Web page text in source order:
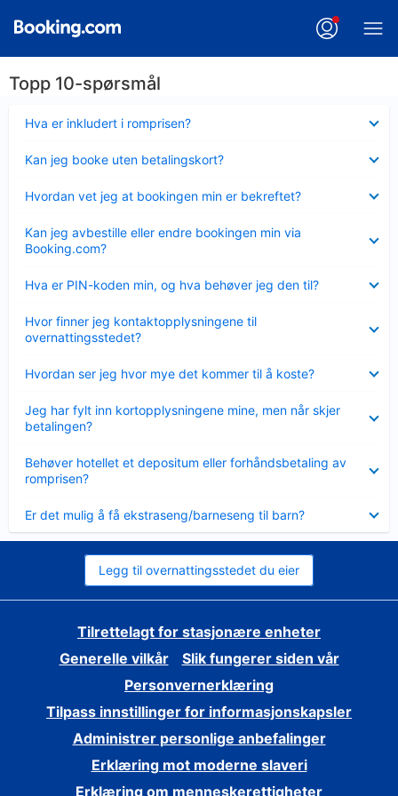
Topp 10-spørsmål
Hva er inkludert i romprisen?
mindre
Kan jeg booke uten betalingskort?
mindre
Hvordan vet jeg at bookingen min er bekreftet?
mindre
Kan jeg avbestille eller endre bookingen min via
Booking.com?
mindre
Hva er PIN-koden min, og hva behøver jeg den til?
mindre
Hvor finner jeg kontaktopplysningene til
overnattingsstedet?
mindre
Hvordan ser jeg hvor mye det kommer til å koste?
mindre
Jeg har fylt inn kortopplysningene mine, men når skjer
betalingen?
mindre
Behøver hotellet et depositum eller forhåndsbetaling av
romprisen?
mindre
Er det mulig å få ekstraseng/barneseng til barn?
mindre
Legg til overnattingsstedet du eier
Tilrettelagt for stasjonære enheter
Generelle vilkår
Slik fungerer siden vår
Personvernerklæring
Tilpass innstillinger for informasjonskapsler
Administrer personlige anbefalinger
Erklæring mot moderne slaveri
Erklæring om menneskerettigheter